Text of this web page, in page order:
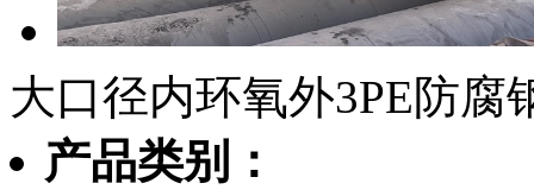
大口径内环氧外3PE防腐
产品类别：